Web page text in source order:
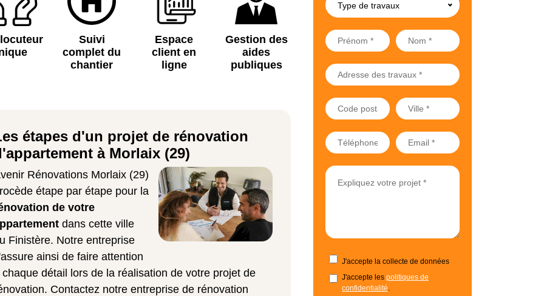
Suivi
complet du
chantier
Espace
client en
ligne
Gestion des
aides
publiques
étapes d'un projet de rénovation
à Morlaix (29)
Rénovations Morlaix (29)
étape par étape pour la
de votre
dans cette ville
Finistère. Notre entreprise
ainsi de faire attention
chaque détail lors de la réalisation de votre projet de
Contactez notre entreprise de rénovation
Type de travaux
J'accepte la collecte de données
J'accepte les politiques de
confidentialité.